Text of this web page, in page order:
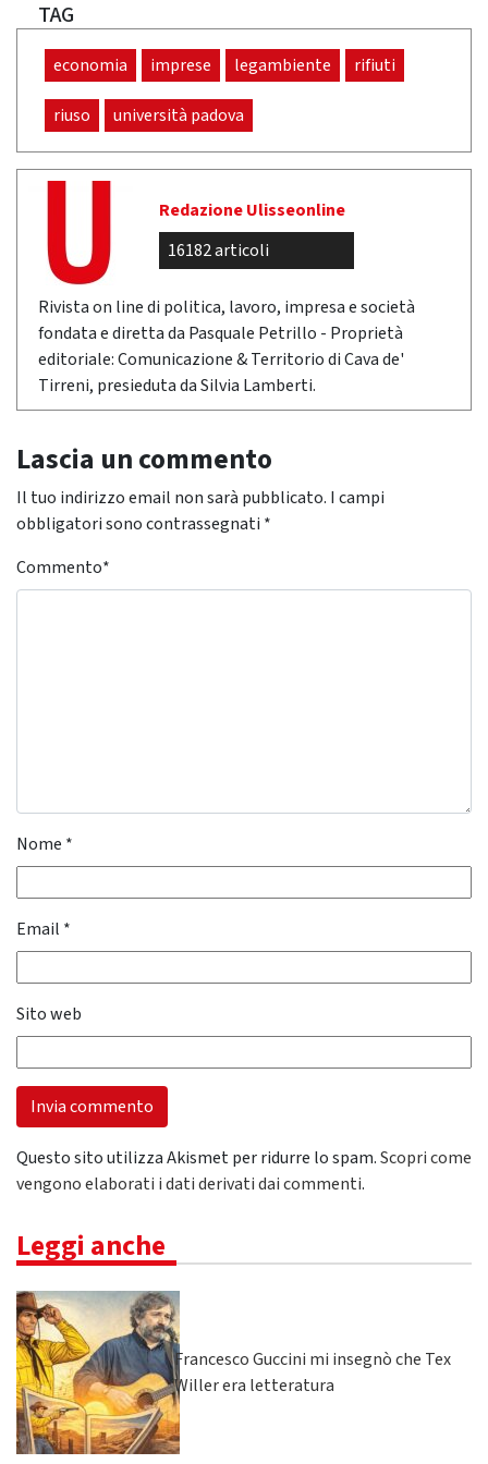
TAG
economia imprese legambiente rifiuti
riuso università padova
Redazione Ulisseonline
16182 articoli
Rivista on line di politica, lavoro, impresa e società
fondata e diretta da Pasquale Petrillo - Proprietà
editoriale: Comunicazione & Territorio di Cava de'
Tirreni, presieduta da Silvia Lamberti.
Lascia un commento
Il tuo indirizzo email non sarà pubblicato. I campi
obbligatori sono contrassegnati *
Commento*
Nome *
Email *
Sito web
Questo sito utilizza Akismet per ridurre lo spam.Scopri come
vengono elaborati i dati derivati dai commenti.
Leggi anche
Francesco Guccini mi insegnò che Tex
Willer era letteratura